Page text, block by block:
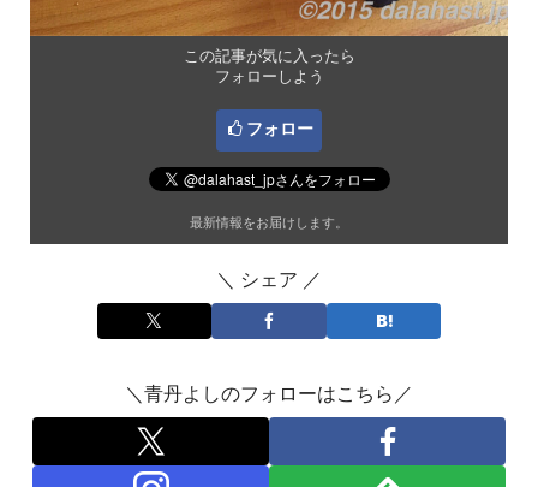
この記事が気に入ったら
フォローしよう
フォロー
最新情報をお届けします。
＼ シェア ／
＼青丹よしのフォローはこちら／